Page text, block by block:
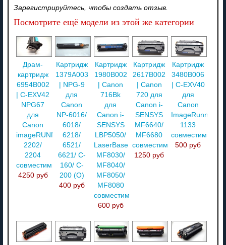
Зарегистрируйтесь, чтобы создать отзыв.
Посмотрите ещё модели из этой же категории
Драм-
картридж
6954B002
| C-EXV42
NPG67
для
Canon
imageRUNNER
2202/
2204
совместимый
4250 руб
Картридж
1379A003
| NPG-9
для
Canon
NP-6016/
6018/
6218/
6521/
6621/ C-
160/ C-
200 (О)
400 руб
Картридж
1980B002
| Canon
716Bk
для
Canon i-
SENSYS
LBP5050/
LaserBase
MF8030/
MF8040/
MF8050/
MF8080
совместимый
600 руб
Картридж
2617B002
| Canon
720 для
Canon i-
SENSYS
MF6640/
MF6680
совместимый
1250 руб
Картридж
3480B006
| C-EXV40
для
Canon
ImageRunner
1133
совместимый
500 руб